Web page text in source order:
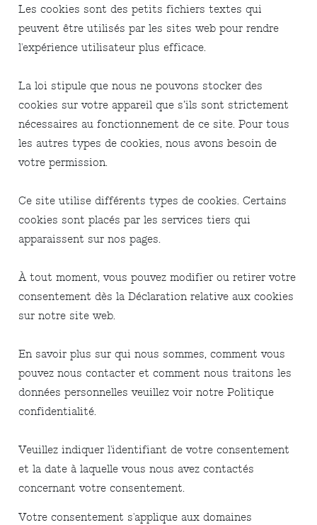
Les cookies sont des petits fichiers textes qui
peuvent être utilisés par les sites web pour rendre
l'expérience utilisateur plus efficace.
La loi stipule que nous ne pouvons stocker des
cookies sur votre appareil que s’ils sont strictement
nécessaires au fonctionnement de ce site. Pour tous
les autres types de cookies, nous avons besoin de
votre permission.
Ce site utilise différents types de cookies. Certains
cookies sont placés par les services tiers qui
apparaissent sur nos pages.
À tout moment, vous pouvez modifier ou retirer votre
consentement dès la Déclaration relative aux cookies
sur notre site web.
En savoir plus sur qui nous sommes, comment vous
pouvez nous contacter et comment nous traitons les
données personnelles veuillez voir notre Politique
confidentialité.
Veuillez indiquer l'identifiant de votre consentement
et la date à laquelle vous nous avez contactés
concernant votre consentement.
Votre consentement s'applique aux domaines